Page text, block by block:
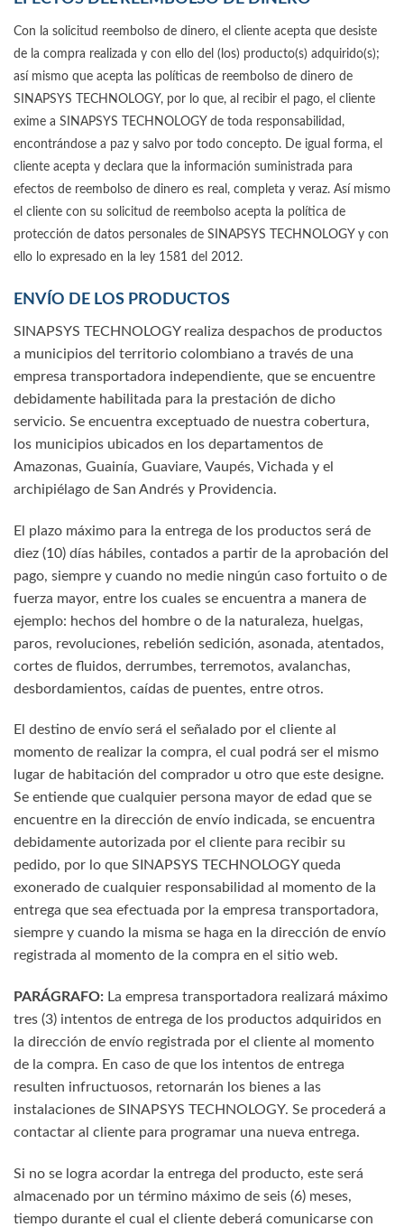
Con la solicitud reembolso de dinero, el cliente acepta que desiste
de la compra realizada y con ello del (los) producto(s) adquirido(s);
así mismo que acepta las políticas de reembolso de dinero de
SINAPSYS TECHNOLOGY, por lo que, al recibir el pago, el cliente
exime a SINAPSYS TECHNOLOGY de toda responsabilidad,
encontrándose a paz y salvo por todo concepto. De igual forma, el
cliente acepta y declara que la información suministrada para
efectos de reembolso de dinero es real, completa y veraz. Así mismo
el cliente con su solicitud de reembolso acepta la política de
protección de datos personales de SINAPSYS TECHNOLOGY y con
ello lo expresado en la ley 1581 del 2012.
ENVÍO DE LOS PRODUCTOS
SINAPSYS TECHNOLOGY realiza despachos de productos
a municipios del territorio colombiano a través de una
empresa transportadora independiente, que se encuentre
debidamente habilitada para la prestación de dicho
servicio. Se encuentra exceptuado de nuestra cobertura,
los municipios ubicados en los departamentos de
Amazonas, Guainía, Guaviare, Vaupés, Vichada y el
archipiélago de San Andrés y Providencia.
El plazo máximo para la entrega de los productos será de
diez (10) días hábiles, contados a partir de la aprobación del
pago, siempre y cuando no medie ningún caso fortuito o de
fuerza mayor, entre los cuales se encuentra a manera de
ejemplo: hechos del hombre o de la naturaleza, huelgas,
paros, revoluciones, rebelión sedición, asonada, atentados,
cortes de fluidos, derrumbes, terremotos, avalanchas,
desbordamientos, caídas de puentes, entre otros.
El destino de envío será el señalado por el cliente al
momento de realizar la compra, el cual podrá ser el mismo
lugar de habitación del comprador u otro que este designe.
Se entiende que cualquier persona mayor de edad que se
encuentre en la dirección de envío indicada, se encuentra
debidamente autorizada por el cliente para recibir su
pedido, por lo que SINAPSYS TECHNOLOGY queda
exonerado de cualquier responsabilidad al momento de la
entrega que sea efectuada por la empresa transportadora,
siempre y cuando la misma se haga en la dirección de envío
registrada al momento de la compra en el sitio web.
PARÁGRAFO: La empresa transportadora realizará máximo
tres (3) intentos de entrega de los productos adquiridos en
la dirección de envío registrada por el cliente al momento
de la compra. En caso de que los intentos de entrega
resulten infructuosos, retornarán los bienes a las
instalaciones de SINAPSYS TECHNOLOGY. Se procederá a
contactar al cliente para programar una nueva entrega.
Si no se logra acordar la entrega del producto, este será
almacenado por un término máximo de seis (6) meses,
tiempo durante el cual el cliente deberá comunicarse con